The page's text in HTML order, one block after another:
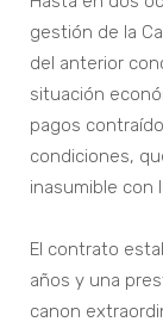
gestión de la
del anterior
situación
pagos
condiciones,
inasumible con
El contrato
años y una
canon